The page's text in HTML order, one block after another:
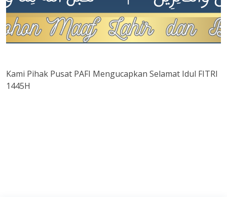
Kami Pihak Pusat PAFI Mengucapkan Selamat Idul FITRI
1445H